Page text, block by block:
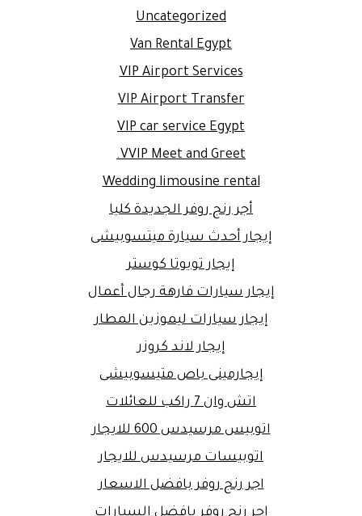
Uncategorized
Van Rental Egypt
VIP Airport Services
VIP Airport Transfer
VIP car service Egypt
VVIP Meet and Greet.
Wedding limousine rental
أجر رنج روفر الجديدة كليا
إيجار أحدث سيارة ميتسوبيشى
إيجار تويوتا كوستر
إيجار سيارات فارهة رجال أعمال
إيجار سيارات ليموزين المطار
إيجار لاند كروزر
إيجارمينى باص متيسوبيشى
اتش وان 7 راكب للعائلات
اتوبيس مرسيدس 600 للايجار
اتوبيسات مرسيدس للايجار
اجر رنج روفر بافضل الاسعار
اجر رنج روفر بافضل السيارات